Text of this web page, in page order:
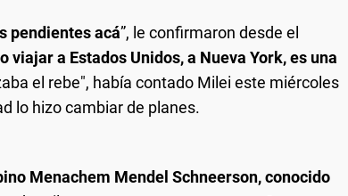
pendientes acá”, le confirmaron desde el
viajar a Estados Unidos, a Nueva York, es una
el rebe", había contado Milei este miércoles
lo hizo cambiar de planes.
Menachem Mendel Schneerson, conocido